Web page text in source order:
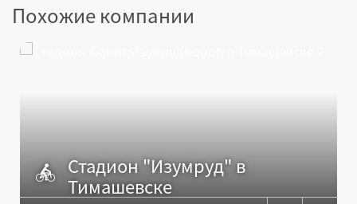
Похожие компании
Стадион "Изумруд" в
Тимашевске